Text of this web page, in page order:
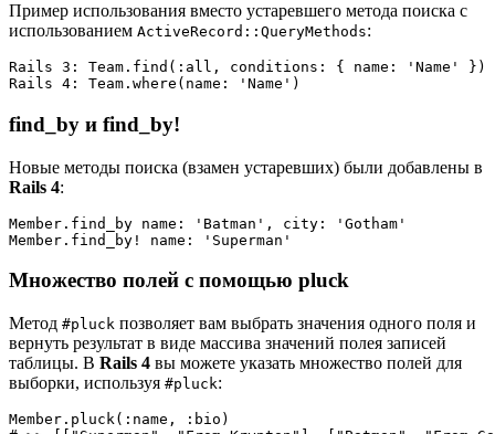
Пример использования вместо устаревшего метода поиска с
использованием ActiveRecord::QueryMethods:
Rails 3: Team.find(:all, conditions: { name: 'Name' })
find_by и find_by!
Новые методы поиска (взамен устаревших) были добавлены в
Rails 4:
Member.find_by name: 'Batman', city: 'Gotham'
Множество полей с помощью pluck
Метод #pluck позволяет вам выбрать значения одного поля и
вернуть результат в виде массива значений полея записей
таблицы. В Rails 4 вы можете указать множество полей для
выборки, используя #pluck:
Member.pluck(:name, :bio)